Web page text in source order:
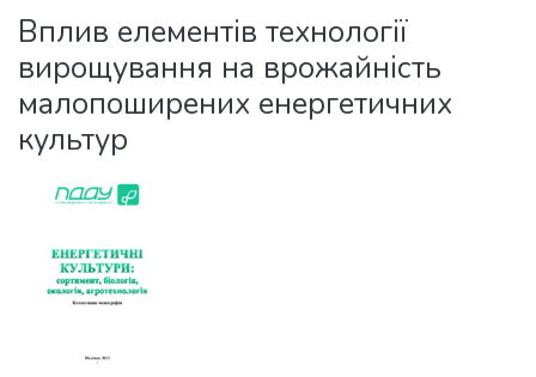
Statistics
Вплив елементів технології
вирощування на врожайність
малопоширених енергетичних
культур